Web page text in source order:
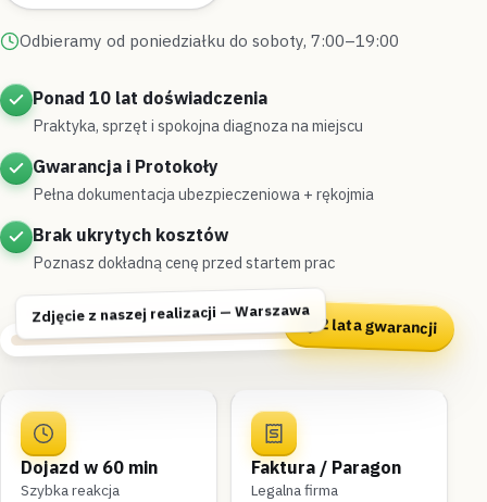
Odbieramy od poniedziałku do soboty, 7:00–19:00
Ponad 10 lat doświadczenia
Praktyka, sprzęt i spokojna diagnoza na miejscu
Gwarancja i Protokoły
Pełna dokumentacja ubezpieczeniowa + rękojmia
Brak ukrytych kosztów
Poznasz dokładną cenę przed startem prac
2 lata gwarancji
Zdjęcie z naszej realizacji — Warszawa
Dojazd w 60 min
Szybka reakcja
Faktura / Paragon
Legalna firma